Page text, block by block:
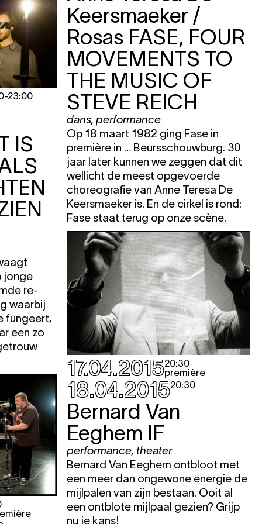
Keersmaeker /
Rosas FASE, FOUR
MOVEMENTS TO
THE MUSIC OF
STEVE REICH
dans, performance
Op 18 maart 1982 ging Fase in
première in … Beursschouwburg. 30
jaar later kunnen we zeggen dat dit
wellicht de meest opgevoerde
choreografie van Anne Teresa De
Keersmaeker is. En de cirkel is rond:
Fase staat terug op onze scène.
-23:00
IS
jonge
re-
waarbij
fungeert,
een zo
17.04.201520:30
première
18.04.201520:30
Bernard Van
Eeghem IF
performance, theater
Bernard Van Eeghem ontbloot met
een meer dan ongewone energie de
mijlpalen van zijn bestaan. Ooit al
een ontblote mijlpaal gezien? Grijp
nu je kans!